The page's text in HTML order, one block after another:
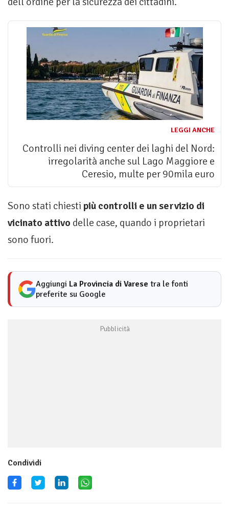
LEGGI ANCHE
Controlli nei diving center dei laghi del Nord:
irregolarità anche sul Lago Maggiore e
Ceresio, multe per 90mila euro
Sono stati chiesti più controlli e un servizio di
vicinato attivo delle case, quando i proprietari
sono fuori.
Aggiungi La Provincia di Varese tra le fonti
preferite su Google
Condividi